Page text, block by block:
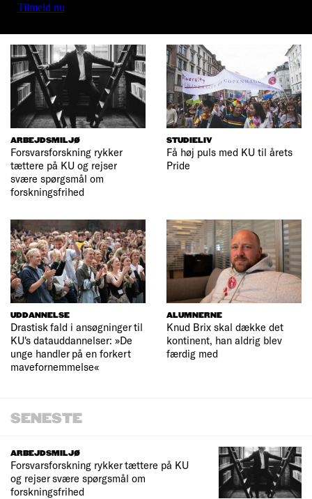
Tilmeld nu
ARBEJDSMILJØ
Forsvarsforskning rykker
tættere på KU og rejser
svære spørgsmål om
forskningsfrihed
STUDIELIV
Få høj puls med KU til årets
Pride
UDDANNELSE
Drastisk fald i ansøgninger til
KU's datauddannelser: »De
unge handler på en forkert
mavefornemmelse«
ALUMNERNE
Knud Brix skal dække det
kontinent, han aldrig blev
færdig med
SENESTE
ARBEJDSMILJØ
Forsvarsforskning rykker tættere på KU
og rejser svære spørgsmål om
forskningsfrihed